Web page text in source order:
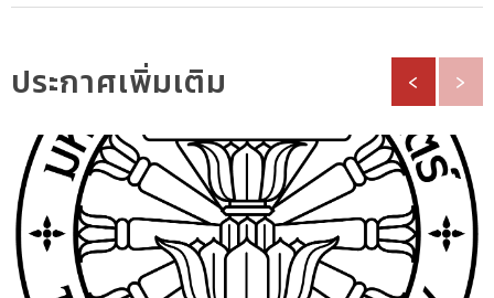
ประกาศเพิ่มเติม ‹ ›